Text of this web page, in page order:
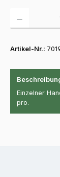
Artikel-Nr.:
Einzelner
pro.